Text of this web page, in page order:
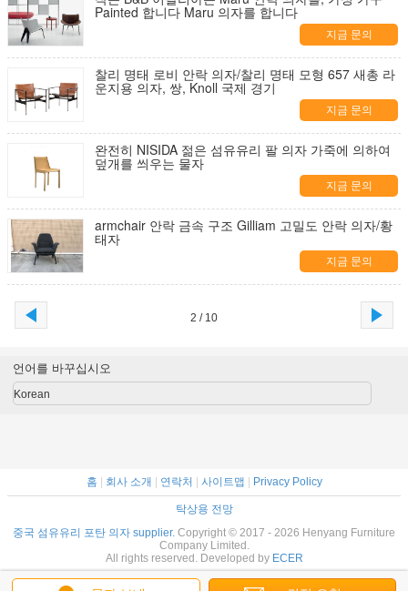
Painted 합니다 Maru 의자를 합니다
지금 문의
찰리 명태 로비 안락 의자/찰리 명태 모형 657 새총 라
운지용 의자, 쌍, Knoll 국제 경기
지금 문의
완전히 NISIDA 젊은 섬유유리 팔 의자 가죽에 의하여
덮개를 씌우는 물자
지금 문의
armchair 안락 금속 구조 Gilliam 고밀도 안락 의자/황
태자
지금 문의
2 / 10
언어를 바꾸십시오
Korean
홈 회사 소개 연락처 사이트맵 Privacy Policy
탁상용 전망
중국 섬유유리 포탄 의자 supplier. Copyright © 2017 - 2026 Henyang Furniture
Company Limited.
All rights reserved. Developed by ECER